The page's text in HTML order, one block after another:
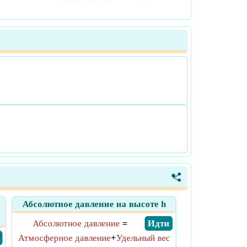
<
Абсолютное давление на высоте h
​ Идти
Абсолютное давление =
Атмосферное давление+Удельный вес